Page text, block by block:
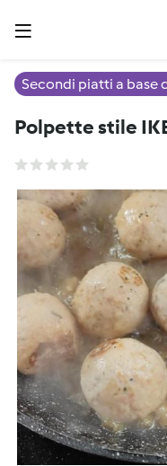
Secondi piatti a base
Polpette stile